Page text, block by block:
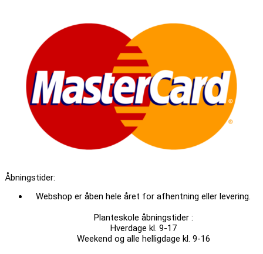
Åbningstider:
Webshop er åben hele året for afhentning eller levering.
Planteskole åbningstider :
Hverdage kl. 9-17
Weekend og alle helligdage kl. 9-16